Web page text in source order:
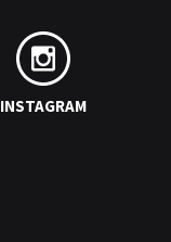
INSTAGRAM